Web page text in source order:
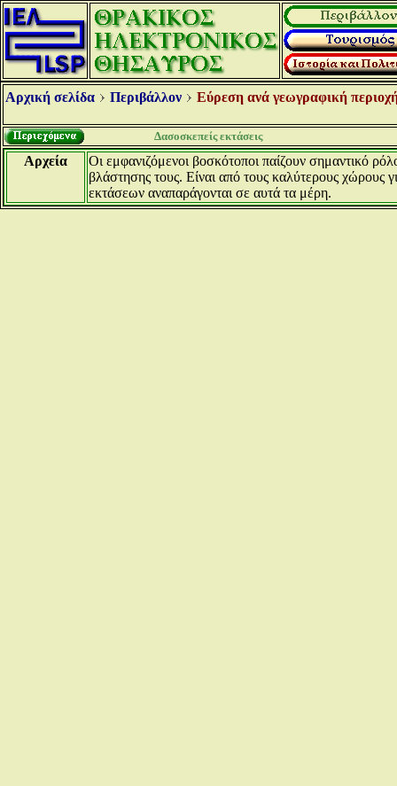
Αρχική σελίδα Περιβάλλον Εύρεση ανά γεωγραφική
Δασοσκεπείς εκτάσεις
Αρχεία
Οι εμφανιζόμενοι βοσκότοποι παίζουν σημαντικό
βλάστησης τους. Είναι από τους καλύτερους χώρους
εκτάσεων αναπαράγονται σε αυτά τα μέρη.